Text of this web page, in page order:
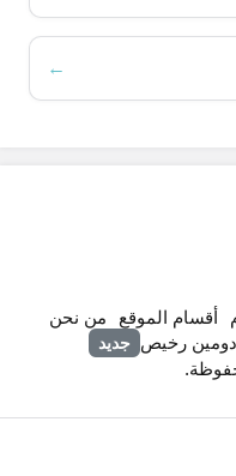
←
أقسام الموقع
من نحن
رخيص جديد
الرقمية
الرقمية